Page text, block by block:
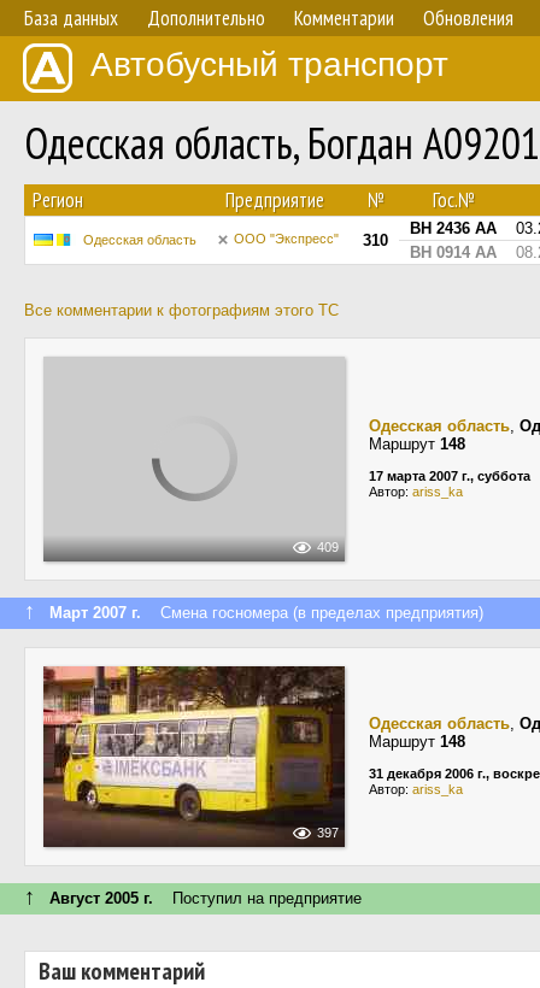
База данных Дополнительно Комментарии Обновления
Автобусный транспорт
Одесская область, Богдан
Регион Предприятие № Гос.№
Одесская область ООО "Экспресс" 310
BH 2436 AA
BH 0914 AA
Все комментарии к фотографиям этого ТС
409
Одесская область,
Маршрут 148
17 марта 2007 г., суббота
Автор: ariss_ka
↑ Март 2007 г. Смена госномера (в пределах предприятия)
397
Одесская область,
Маршрут 148
31 декабря 2006 г.,
Автор: ariss_ka
↑ Август 2005 г. Поступил на предприятие
Ваш комментарий